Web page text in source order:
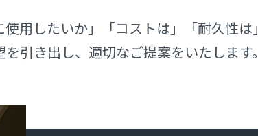
用したいか」「コストは」「耐久性は」
引き出し、適切なご提案をいたします。